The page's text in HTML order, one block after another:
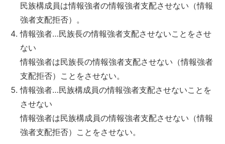
民族構成員は情報強者の情報強者支配させない（情報
強者支配拒否）。
情報強者…民族長の情報強者支配させないことをさせ
ない
情報強者は民族長の情報強者支配させない（情報強者
支配拒否）ことをさせない。
情報強者…民族構成員の情報強者支配させないことを
させない
情報強者は民族構成員の情報強者支配させない（情報
強者支配拒否）ことをさせない。